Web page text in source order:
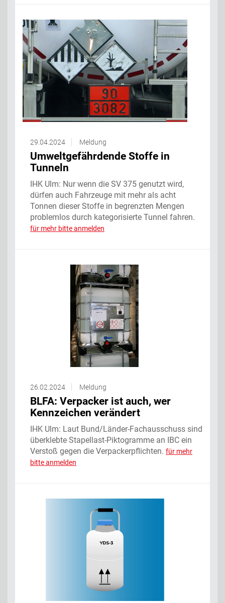
29.04.2024 Meldung
Umweltgefährdende Stoffe in
Tunneln
IHK Ulm: Nur wenn die SV 375 genutzt wird,
dürfen auch Fahrzeuge mit mehr als acht
Tonnen dieser Stoffe in begrenzten Mengen
problemlos durch kategorisierte Tunnel fahren.
für mehr bitte anmelden
26.02.2024 Meldung
BLFA: Verpacker ist auch, wer
Kennzeichen verändert
IHK Ulm: Laut Bund/Länder-Fachausschuss sind
überklebte Stapellast-Piktogramme an IBC ein
Verstoß gegen die Verpackerpflichten. für mehr
bitte anmelden